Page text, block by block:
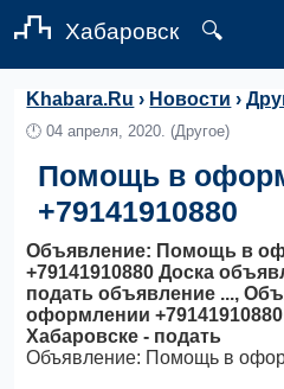
Хабаровск 🔍
Khabara.Ru › Новости ›
🕛04 апреля, 2020. (Другое)
Помощь в
+79141910880
Объявление: Помощь в
+79141910880 Доска
подать объявление ...,
оформлении
Хабаровске - подать
Объявление: Помощь в